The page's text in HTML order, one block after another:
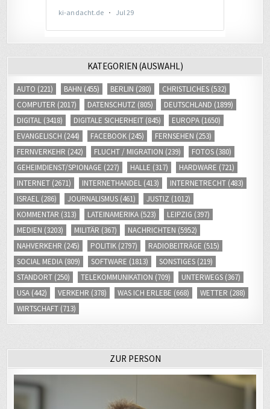
AUTO(221) BAHN(455) BERLIN(280) CHRISTLICHES(532)
COMPUTER
(2017) DATENSCHUTZ (805) DEUTSCHLAND(1899)
DIGITAL (3418) DIGITALE SICHERHEIT(845) EUROPA(1650)
EVANGELISCH (244) FACEBOOK(245) FERNSEHEN(253)
FERNVERKEHR(242) FLUCHT / MIGRATION(239) FOTOS
GEHEIMDIENST/SPIONAGE(227) HALLE (317) HARDWARE(721)
INTERNET(2671) INTERNETHANDEL(413) INTERNETRECHT(483)
ISRAEL(286) JOURNALISMUS(461) JUSTIZ
(1012)
KOMMENTAR
(313) LATEINAMERIKA (523) LEIPZIG
MEDIEN(3203) MILITÄR(367) NACHRICHTEN(5952)
NAHVERKEHR(245) POLITIK (2797) RADIOBEITRÄGE
SOCIAL MEDIA (809) SOFTWARE(1813) SONSTIGES(219)
STANDORT(250) TELEKOMMUNIKATION (709) UNTERWEGS
USA(442) VERKEHR(378) WAS ICH ERLEBE (668) WETTER(288)
WIRTSCHAFT(713)